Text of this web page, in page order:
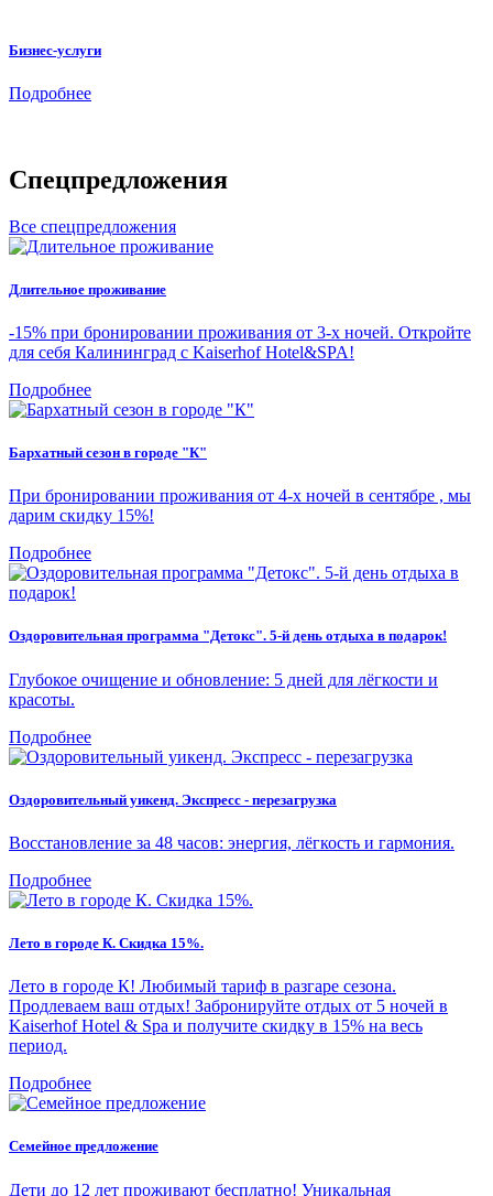
Бизнес-услуги
Подробнее
Спецпредложения
Все спецпредложения
Длительное проживание
-15% при бронировании проживания от 3-х ночей. Откройте
для себя Калининград с Kaiserhof Hotel&SPA!
Подробнее
Бархатный сезон в городе "К"
При бронировании проживания от 4-х ночей в сентябре , мы
дарим скидку 15%!
Подробнее
Оздоровительная программа "Детокс". 5-й день отдыха в подарок!
Глубокое очищение и обновление: 5 дней для лёгкости и
красоты.
Подробнее
Оздоровительный уикенд. Экспресс - перезагрузка
Восстановление за 48 часов: энергия, лёгкость и гармония.
Подробнее
Лето в городе К. Скидка 15%.
Лето в городе К! Любимый тариф в разгаре сезона.
Продлеваем ваш отдых! Забронируйте отдых от 5 ночей в
Kaiserhof Hotel & Spa и получите скидку в 15% на весь
период.
Подробнее
Семейное предложение
Дети до 12 лет проживают бесплатно! Уникальная